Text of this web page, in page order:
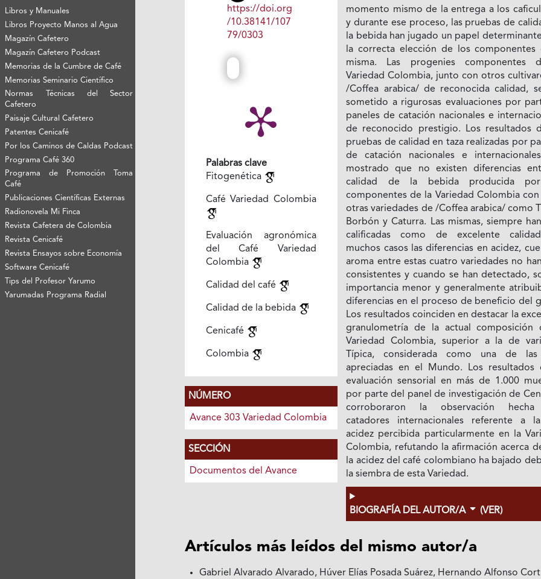
Libros y Manuales
Libros Proyecto Manos al Agua
Magazín Cafetero
Magazín Cafetero Podcast
Memorias de la Cumbre de Café
Memorias Seminario Científico
Normas Técnicas del Sector
Cafetero
Paisaje Cultural Cafetero
Patentes Cenicafé
Por los Caminos de Caldas Podcast
Programa Café 360
Programa de Promoción Toma
Café
Publicaciones Científicas Externas
Radionovela Mi Finca
Revista Cafetera de Colombia
Revista Cenicafé
Revista Ensayos sobre Economía
Software Cenicafé
Tips del Profesor Yarumo
Yarumadas Programa Radial
https://doi.org
/10.38141/107
79/0303
Palabras clave
Fitogenética
Café Variedad Colombia
Evaluación agronómica
del Café Variedad
Colombia
Calidad del café
Calidad de la bebida
Cenicafé
Colombia
NÚMERO
Avance 303 Variedad Colombia
SECCIÓN
Documentos del Avance
momento mismo de la entrega a los
y durante ese proceso, las pruebas de
la bebida han jugado un papel
la correcta elección de los componentes
misma. Las progenies componentes
Variedad Colombia, junto con otros
/Coffea arabica/ de reconocida calidad,
sometido a rigurosas evaluaciones por
paneles de catación nacionales e
de reconocido prestigio. Los resultados
pruebas de calidad en taza realizadas por
de catación nacionales e
mostrado que no existen diferencias
calidad de la bebida producida
componentes de la Variedad Colombia
otras variedades de /Coffea arabica/ como
Borbón y Caturra. Las mismas, siempre
calificadas como de excelente
muchos casos las diferencias en acidez,
aroma entre estas cuatro variedades no
consistentes y cuando se han detectado,
importancia menor y generalmente
diferencias en el proceso de beneficio del
Los resultados coinciden en destacar la
granulometría de la actual composición
Variedad Colombia, superior a la de
Típica, considerada como una de las
apreciadas en el Mundo. Los resultados
evaluación sensorial en más de 1.000
por parte del panel de investigación de
corroboraron la observación
catadores internacionales referente a
acidez percibida particularmente en la
Colombia, refutando la afirmación acerca
la acidez del café colombiano ha bajado
la siembra de esta Variedad.
BIOGRAFÍA DEL AUTOR/A (VER)
Artículos más leídos del mismo autor/a
Gabriel Alvarado Alvarado, Húver Elías Posada Suárez, Hernando Alfonso